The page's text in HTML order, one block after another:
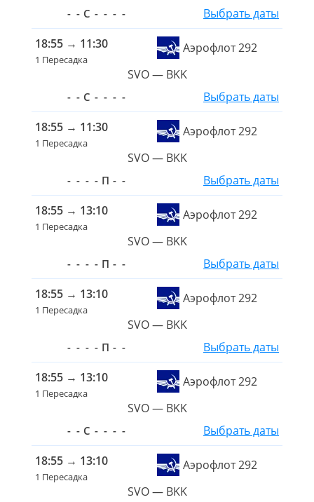
- - С - - - -
Выбрать даты
18:55 → 11:30
1 Пересадка
Аэрофлот 292
SVO — BKK
- - С - - - -
Выбрать даты
18:55 → 11:30
1 Пересадка
Аэрофлот 292
SVO — BKK
- - - - П - -
Выбрать даты
18:55 → 13:10
1 Пересадка
Аэрофлот 292
SVO — BKK
- - - - П - -
Выбрать даты
18:55 → 13:10
1 Пересадка
Аэрофлот 292
SVO — BKK
- - - - П - -
Выбрать даты
18:55 → 13:10
1 Пересадка
Аэрофлот 292
SVO — BKK
- - С - - - -
Выбрать даты
18:55 → 13:10
1 Пересадка
Аэрофлот 292
SVO — BKK